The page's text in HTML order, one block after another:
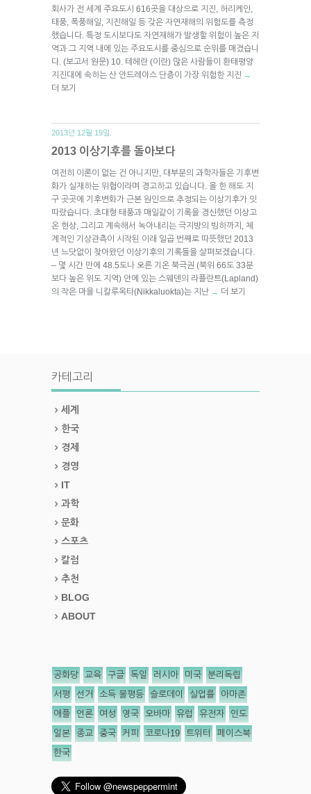
회사가 전 세계 주요도시 616곳을 대상으로 지진, 허리케인,
태풍, 폭풍해일, 지진해일 등 갖은 자연재해의 위험도를 측정
했습니다. 특정 도시보다도 자연재해가 발생할 위험이 높은 지
역과 그 지역 내에 있는 주요도시를 중심으로 순위를 매겼습니
다. (보고서 원문) 10. 테헤란 (이란) 많은 사람들이 환태평양
지진대에 속하는 산 안드레아스 단층이 가장 위험한 지진 →
더 보기
2013년 12월 19일.
2013 이상기후를 돌아보다
여전히 이론이 없는 건 아니지만, 대부분의 과학자들은 기후변
화가 실재하는 위협이라며 경고하고 있습니다. 올 한 해도 지
구 곳곳에 기후변화가 근본 원인으로 추정되는 이상기후가 잇
따랐습니다. 초대형 태풍과 매일같이 기록을 경신했던 이상고
온 현상, 그리고 계속해서 녹아내리는 극지방의 빙하까지, 체
계적인 기상관측이 시작된 이래 일곱 번째로 따뜻했던 2013
년 느닷없이 찾아왔던 이상기후의 기록들을 살펴보겠습니다.
– 몇 시간 만에 48.5도나 오른 기온 북극권 (북위 66도 33분
보다 높은 위도 지역) 안에 있는 스웨덴의 라플란트(Lapland)
의 작은 마을 니칼루옥타(Nikkaluokta)는 지난 → 더 보기
카테고리
세계
한국
경제
경영
IT
과학
문화
스포츠
칼럼
추천
BLOG
ABOUT
공화당 교육 구글 독일 러시아 미국 분리독립
서평 선거 소득 불평등 슬로데이 실업률 아마존
애플 언론 여성 영국 오바마 유럽 유전자 인도
일본 종교 중국 커피 코로나19 트위터 페이스북
한국